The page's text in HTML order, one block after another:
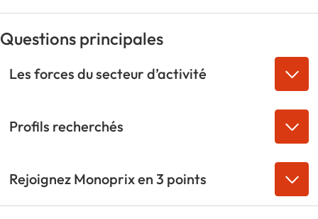
Questions principales
Les forces du secteur d’activité
Profils recherchés
Rejoignez Monoprix en 3 points